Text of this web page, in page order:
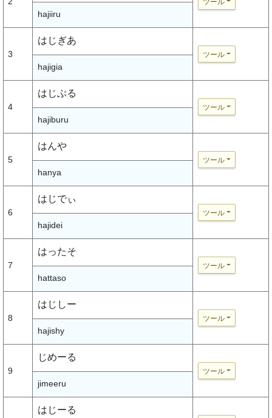
hajiiru
3
はじぎあ
ツール
hajigia
4
はじぶる
ツール
hajiburu
5
はんや
ツール
hanya
6
はじでぃ
ツール
hajidei
7
はったそ
ツール
hattaso
8
はじしー
ツール
hajishy
9
じめーる
ツール
jimeeru
はじーる